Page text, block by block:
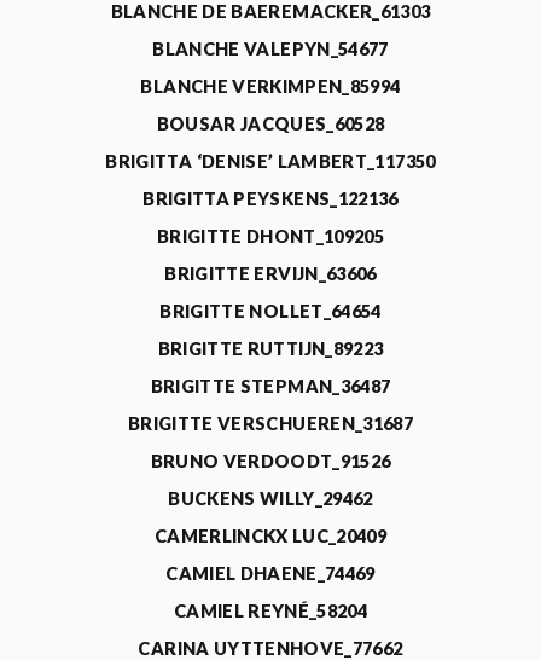
BLANCHE DE BAEREMACKER_61303
BLANCHE VALEPYN_54677
BLANCHE VERKIMPEN_85994
BOUSAR JACQUES_60528
BRIGITTA ‘DENISE’ LAMBERT_117350
BRIGITTA PEYSKENS_122136
BRIGITTE DHONT_109205
BRIGITTE ERVIJN_63606
BRIGITTE NOLLET_64654
BRIGITTE RUTTIJN_89223
BRIGITTE STEPMAN_36487
BRIGITTE VERSCHUEREN_31687
BRUNO VERDOODT_91526
BUCKENS WILLY_29462
CAMERLINCKX LUC_20409
CAMIEL DHAENE_74469
CAMIEL REYNÉ_58204
CARINA UYTTENHOVE_77662